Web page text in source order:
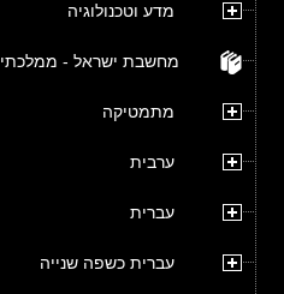
מדע וטכנולוגיה
מחשבת ישראל - ממלכתי
מתמטיקה
ערבית
עברית
עברית כשפה שנייה